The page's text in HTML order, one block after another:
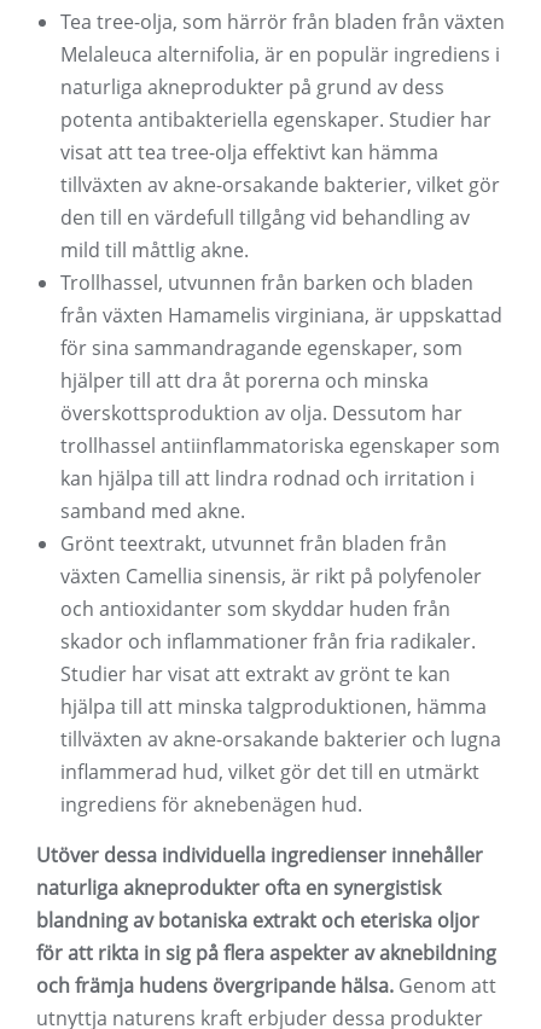
Tea tree-olja, som härrör från bladen från växten
Melaleuca alternifolia, är en populär ingrediens i
naturliga akneprodukter på grund av dess
potenta antibakteriella egenskaper. Studier har
visat att tea tree-olja effektivt kan hämma
tillväxten av akne-orsakande bakterier, vilket gör
den till en värdefull tillgång vid behandling av
mild till måttlig akne.
Trollhassel, utvunnen från barken och bladen
från växten Hamamelis virginiana, är uppskattad
för sina sammandragande egenskaper, som
hjälper till att dra åt porerna och minska
överskottsproduktion av olja. Dessutom har
trollhassel antiinflammatoriska egenskaper som
kan hjälpa till att lindra rodnad och irritation i
samband med akne.
Grönt teextrakt, utvunnet från bladen från
växten Camellia sinensis, är rikt på polyfenoler
och antioxidanter som skyddar huden från
skador och inflammationer från fria radikaler.
Studier har visat att extrakt av grönt te kan
hjälpa till att minska talgproduktionen, hämma
tillväxten av akne-orsakande bakterier och lugna
inflammerad hud, vilket gör det till en utmärkt
ingrediens för aknebenägen hud.
Utöver dessa individuella ingredienser innehåller
naturliga akneprodukter ofta en synergistisk
blandning av botaniska extrakt och eteriska oljor
för att rikta in sig på flera aspekter av aknebildning
och främja hudens övergripande hälsa. Genom att
utnyttja naturens kraft erbjuder dessa produkter